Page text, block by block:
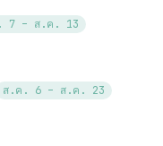
7 – ส.ค. 13
ส.ค. 6 – ส.ค. 23